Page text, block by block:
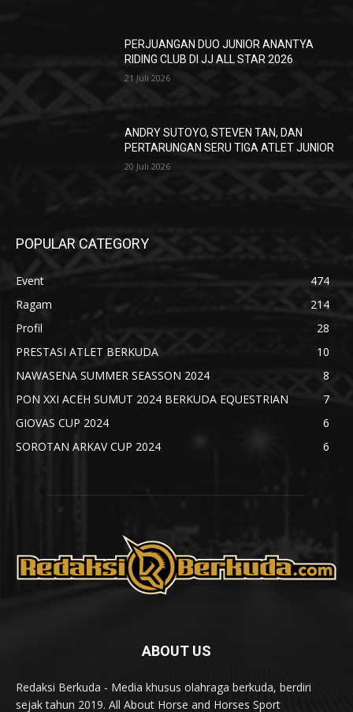
PERJUANGAN DUO JUNIOR ANANTYA
RIDING CLUB DI JJ ALL STAR 2026
21 Juli 2026
ANDRY SUTOYO, STEVEN TAN, DAN
PERTARUNGAN SERU TIGA ATLET JUNIOR
20 Juli 2026
POPULAR CATEGORY
Event
474
Ragam
214
Profil
28
PRESTASI ATLET BERKUDA
10
NAWASENA SUMMER SEASSON 2024
8
PON XXI ACEH SUMUT 2024 BERKUDA EQUESTRIAN
7
GIOVAS CUP 2024
6
SOROTAN ARKAV CUP 2024
6
ABOUT US
Redaksi Berkuda - Media khusus olahraga berkuda, berdiri
sejak tahun 2019. All About Horse and Horses Sport